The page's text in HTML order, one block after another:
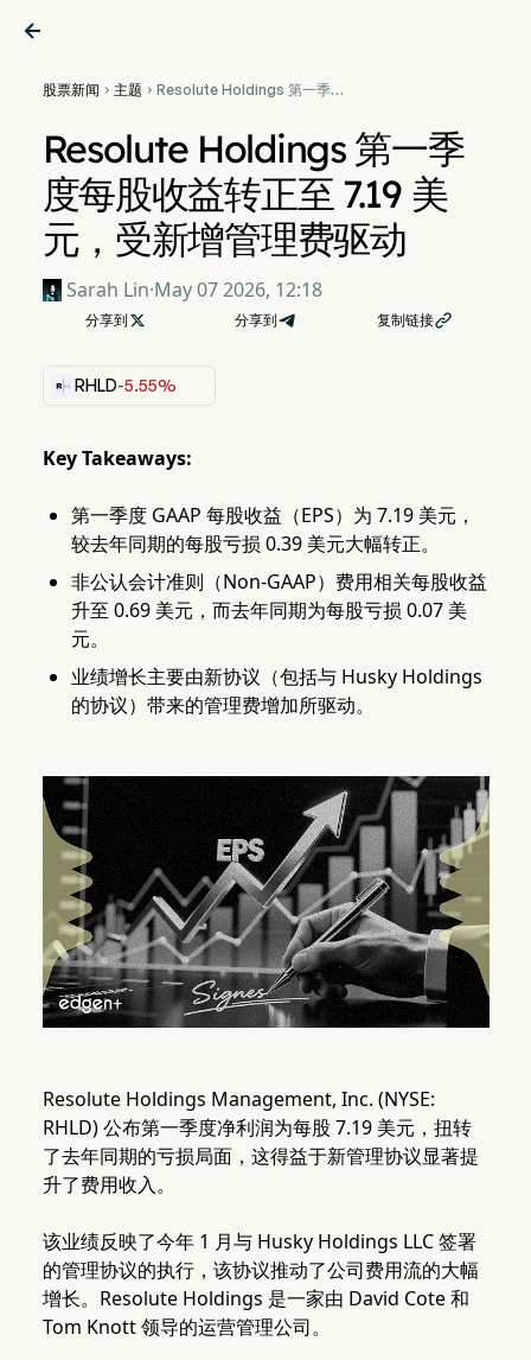

股票新闻  主题  Resolute Holdings 第一季度
Resolute Holdings 第一季
度每股收益转正至 7.19 美
元，受新增管理费驱动
Sarah Lin·May 07 2026, 12:18
分享到  分享到 复制链接
RHLD-5.55%
Key Takeaways:
第一季度 GAAP 每股收益（EPS）为 7.19 美元，
较去年同期的每股亏损 0.39 美元大幅转正。
非公认会计准则（Non-GAAP）费用相关每股收益
升至 0.69 美元，而去年同期为每股亏损 0.07 美
元。
业绩增长主要由新协议（包括与 Husky Holdings
的协议）带来的管理费增加所驱动。
Resolute Holdings Management, Inc. (NYSE:
RHLD) 公布第一季度净利润为每股 7.19 美元，扭转
了去年同期的亏损局面，这得益于新管理协议显著提
升了费用收入。
该业绩反映了今年 1 月与 Husky Holdings LLC 签署
的管理协议的执行，该协议推动了公司费用流的大幅
增长。Resolute Holdings 是一家由 David Cote 和
Tom Knott 领导的运营管理公司。